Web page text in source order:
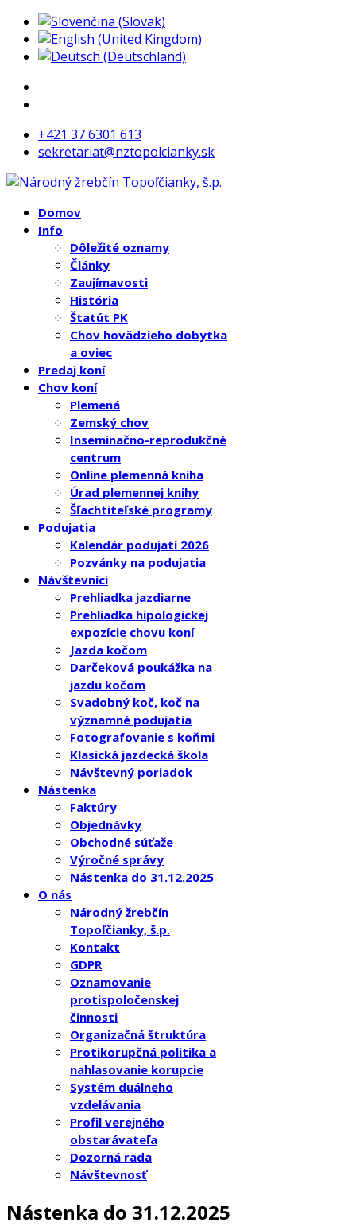
+421 37 6301 613
sekretariat@nztopolcianky.sk
Domov
Info
Dôležité oznamy
Články
Zaujímavosti
História
Štatút PK
Chov hovädzieho dobytka
a oviec
Predaj koní
Chov koní
Plemená
Zemský chov
Inseminačno-reprodukčné
centrum
Online plemenná kniha
Úrad plemennej knihy
Šľachtiteľské programy
Podujatia
Kalendár podujatí 2026
Pozvánky na podujatia
Návštevníci
Prehliadka jazdiarne
Prehliadka hipologickej
expozície chovu koní
Jazda kočom
Darčeková poukážka na
jazdu kočom
Svadobný koč, koč na
významné podujatia
Fotografovanie s koňmi
Klasická jazdecká škola
Návštevný poriadok
Nástenka
Faktúry
Objednávky
Obchodné súťaže
Výročné správy
Nástenka do 31.12.2025
O nás
Národný žrebčín
Topoľčianky, š.p.
Kontakt
GDPR
Oznamovanie
protispoločenskej
činnosti
Organizačná štruktúra
Protikorupčná politika a
nahlasovanie korupcie
Systém duálneho
vzdelávania
Profil verejného
obstarávateľa
Dozorná rada
Návštevnosť
Nástenka do 31.12.2025